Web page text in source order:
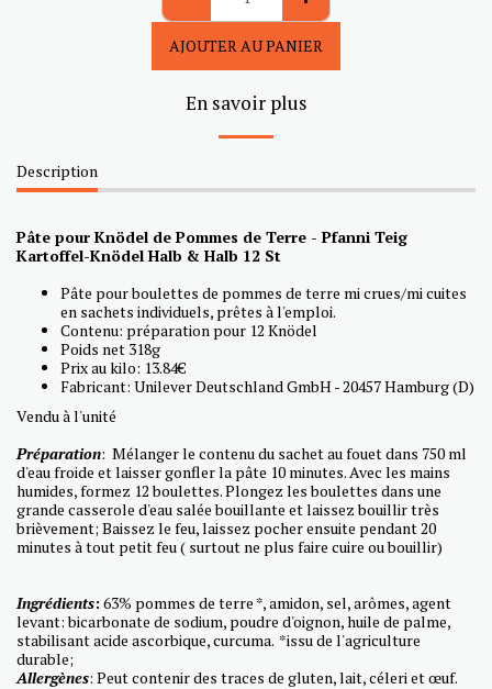
AJOUTER AU PANIER
En savoir plus
Description
Pâte pour Knödel de Pommes de Terre - Pfanni Teig
Kartoffel-Knödel Halb & Halb 12 St
Pâte pour boulettes de pommes de terre mi crues/mi cuites
en sachets individuels, prêtes à l'emploi.
Contenu: préparation pour 12 Knödel
Poids net 318g
Prix au kilo: 13.84€
Fabricant: Unilever Deutschland GmbH - 20457 Hamburg (D)
Vendu à l'unité
Préparation: Mélanger le contenu du sachet au fouet dans 750 ml
d'eau froide et laisser gonfler la pâte 10 minutes. Avec les mains
humides, formez 12 boulettes. Plongez les boulettes dans une
grande casserole d'eau salée bouillante et laissez bouillir très
brièvement; Baissez le feu, laissez pocher ensuite pendant 20
minutes à tout petit feu ( surtout ne plus faire cuire ou bouillir)
Ingrédients: 63% pommes de terre *, amidon, sel, arômes, agent
levant: bicarbonate de sodium, poudre d'oignon, huile de palme,
stabilisant acide ascorbique, curcuma. *issu de l'agriculture
durable;
Allergènes: Peut contenir des traces de gluten, lait,céleri et œuf.